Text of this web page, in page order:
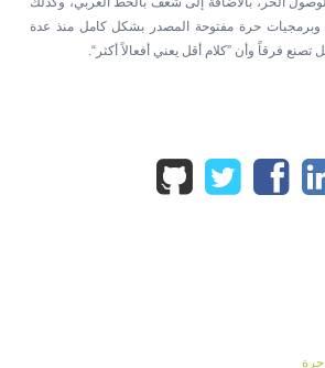
حرة مفتوحة المصدر بشكل كامل منذ عدة
تصنع فرقاً وأن ”كلام أقل يعني أفعالاً أكثر“.